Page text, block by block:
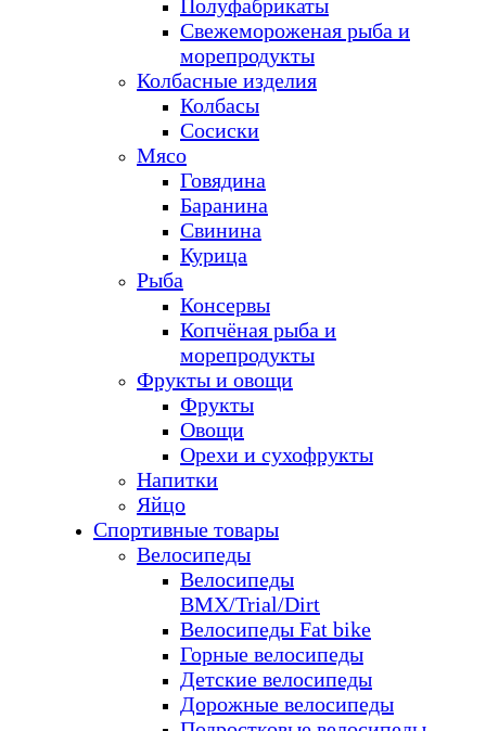
Полуфабрикаты
Свежемороженая рыба и
морепродукты
Колбасные изделия
Колбасы
Сосиски
Мясо
Говядина
Баранина
Свинина
Курица
Рыба
Консервы
Копчёная рыба и
морепродукты
Фрукты и овощи
Фрукты
Овощи
Орехи и сухофрукты
Напитки
Яйцо
Спортивные товары
Велосипеды
Велосипеды
BMX/Trial/Dirt
Велосипеды Fat bike
Горные велосипеды
Детские велосипеды
Дорожные велосипеды